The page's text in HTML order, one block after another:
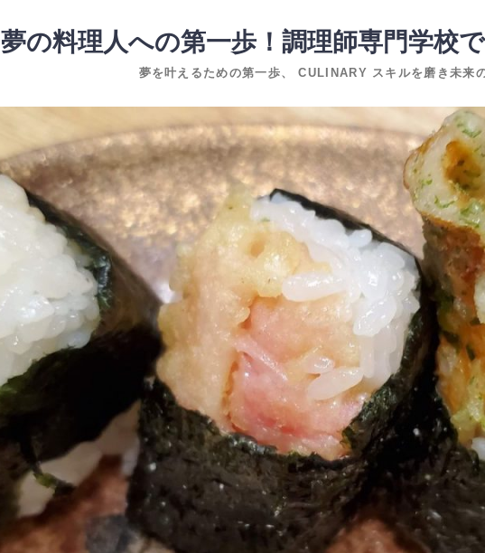
夢の料理人への第一歩！調理師専門学校
夢を叶えるための第一歩、 CULINARY スキルを磨き未来